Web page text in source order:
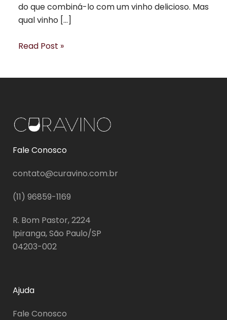
do que combiná-lo com um vinho delicioso. Mas
qual vinho […]
Read Post »
Fale Conosco
contato@curavino.com.br
(11) 96859-1169
R. Bom Pastor, 2224
Ipiranga, São Paulo/SP
04203-002
Ajuda
Fale Conosco